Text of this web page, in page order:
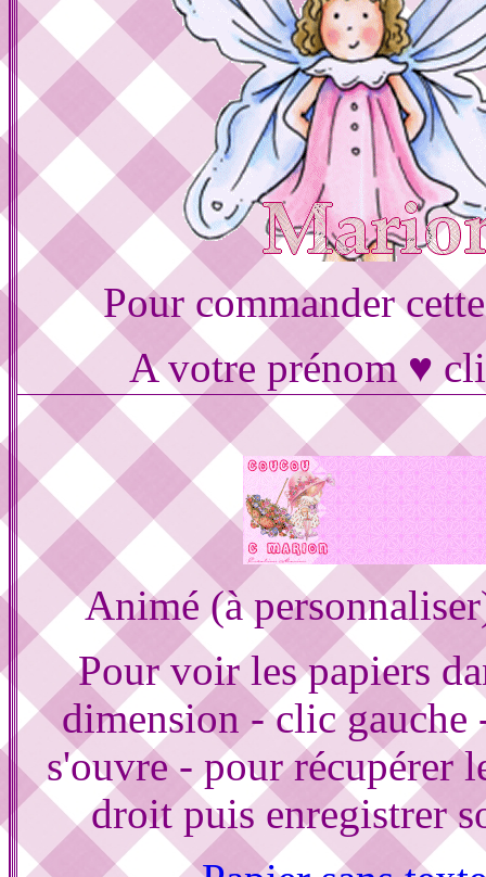
Pour commander
A votre prénom ♥
Animé (à
Pour voir les papiers
dimension - clic gauche
s'ouvre - pour récupérer
droit puis enregistrer